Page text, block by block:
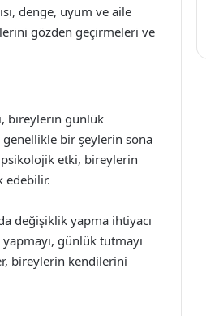
denge, uyum ve aile
gözden geçirmeleri ve
bireylerin günlük
genellikle bir şeylerin sona
psikolojik etki, bireylerin
edebilir.
değişiklik yapma ihtiyacı
günlük tutmayı
bireylerin kendilerini